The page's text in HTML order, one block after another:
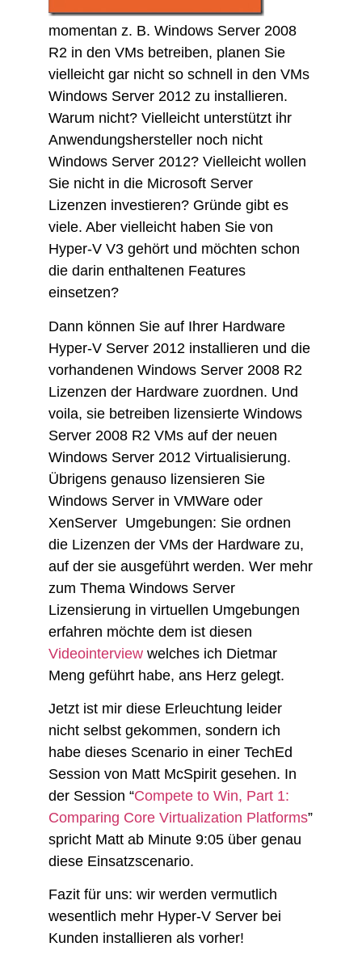
momentan z. B. Windows Server 2008
R2 in den VMs betreiben, planen Sie
vielleicht gar nicht so schnell in den VMs
Windows Server 2012 zu installieren.
Warum nicht? Vielleicht unterstützt ihr
Anwendungshersteller noch nicht
Windows Server 2012? Vielleicht wollen
Sie nicht in die Microsoft Server
Lizenzen investieren? Gründe gibt es
viele. Aber vielleicht haben Sie von
Hyper-V V3 gehört und möchten schon
die darin enthaltenen Features
einsetzen?
Dann können Sie auf Ihrer Hardware
Hyper-V Server 2012 installieren und die
vorhandenen Windows Server 2008 R2
Lizenzen der Hardware zuordnen. Und
voila, sie betreiben lizensierte Windows
Server 2008 R2 VMs auf der neuen
Windows Server 2012 Virtualisierung.
Übrigens genauso lizensieren Sie
Windows Server in VMWare oder
XenServer Umgebungen: Sie ordnen
die Lizenzen der VMs der Hardware zu,
auf der sie ausgeführt werden. Wer mehr
zum Thema Windows Server
Lizensierung in virtuellen Umgebungen
erfahren möchte dem ist diesen
Videointerview welches ich Dietmar
Meng geführt habe, ans Herz gelegt.
Jetzt ist mir diese Erleuchtung leider
nicht selbst gekommen, sondern ich
habe dieses Scenario in einer TechEd
Session von Matt McSpirit gesehen. In
der Session “Compete to Win, Part 1:
Comparing Core Virtualization Platforms”
spricht Matt ab Minute 9:05 über genau
diese Einsatzscenario.
Fazit für uns: wir werden vermutlich
wesentlich mehr Hyper-V Server bei
Kunden installieren als vorher!